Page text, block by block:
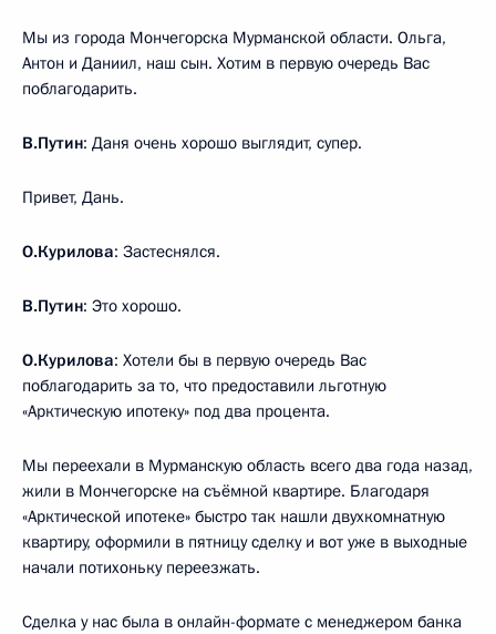
Мы из города Мончегорска Мурманской области. Ольга,
Антон и Даниил, наш сын. Хотим в первую очередь Вас
поблагодарить.
В.Путин: Даня очень хорошо выглядит, супер.
Привет, Дань.
О.Курилова: Застеснялся.
В.Путин: Это хорошо.
О.Курилова: Хотели бы в первую очередь Вас
поблагодарить за то, что предоставили льготную
«Арктическую ипотеку» под два процента.
Мы переехали в Мурманскую область всего два года назад,
жили в Мончегорске на съёмной квартире. Благодаря
«Арктической ипотеке» быстро так нашли двухкомнатную
квартиру, оформили в пятницу сделку и вот уже в выходные
начали потихоньку переезжать.
Сделка у нас была в онлайн-формате с менеджером банка